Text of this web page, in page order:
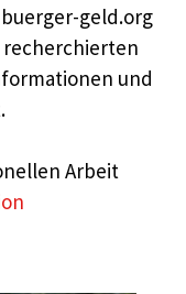
geld.org
und
Arbeit